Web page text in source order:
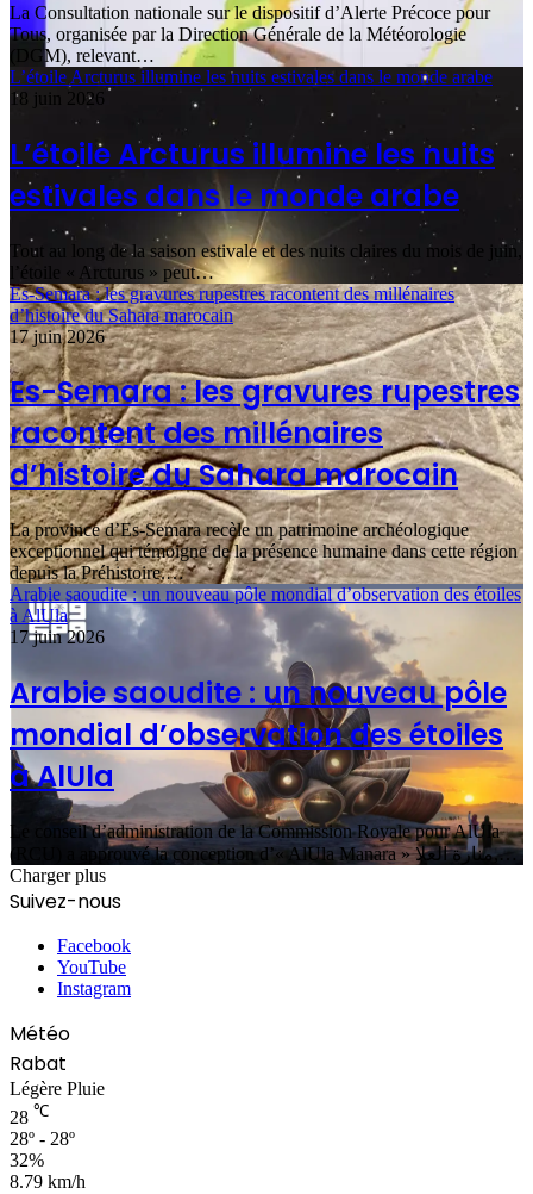
La Consultation nationale sur le dispositif d’Alerte Précoce pour
Tous, organisée par la Direction Générale de la Météorologie
(DGM), relevant…
L’étoile Arcturus illumine les nuits estivales dans le monde arabe
18 juin 2026
L’étoile Arcturus illumine les nuits
estivales dans le monde arabe
Tout au long de la saison estivale et des nuits claires du mois de juin,
l’étoile « Arcturus » peut…
Es-Semara : les gravures rupestres racontent des millénaires
d’histoire du Sahara marocain
17 juin 2026
Es-Semara : les gravures rupestres
racontent des millénaires
d’histoire du Sahara marocain
La province d’Es-Semara recèle un patrimoine archéologique
exceptionnel qui témoigne de la présence humaine dans cette région
depuis la Préhistoire.…
Arabie saoudite : un nouveau pôle mondial d’observation des étoiles
à AlUla
17 juin 2026
Arabie saoudite : un nouveau pôle
mondial d’observation des étoiles
à AlUla
Le conseil d’administration de la Commission Royale pour AlUla
(RCU) a approuvé la conception d’« AlUla Manara » منارة العلا,…
Charger plus
Suivez-nous
Facebook
YouTube
Instagram
Météo
Rabat
Légère Pluie
28 ℃
28º - 28º
32%
8.79 km/h